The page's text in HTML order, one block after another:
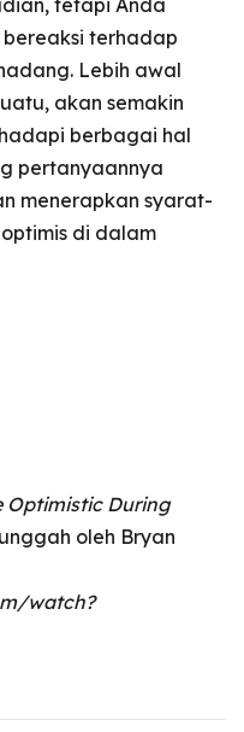
tetapi Anda
terhadap
Lebih awal
akan semakin
berbagai hal
pertanyaannya
menerapkan syarat-
di dalam
Optimistic During
oleh Bryan
watch?